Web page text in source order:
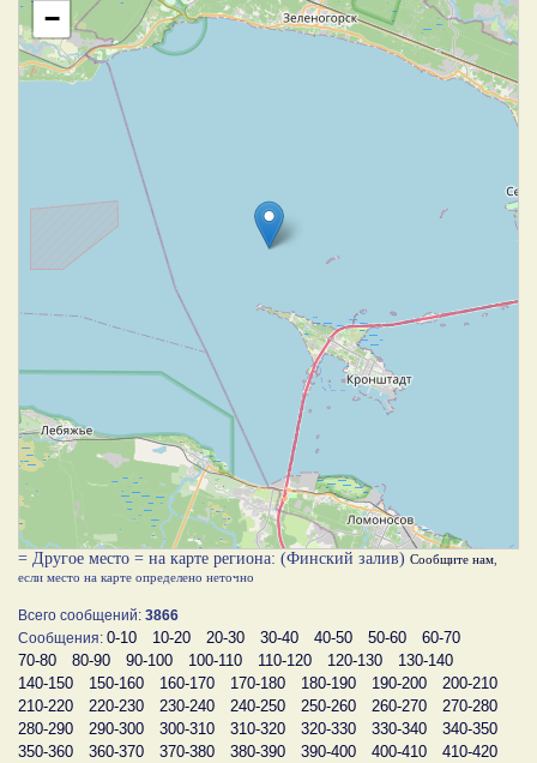
−
= Другое место = на карте региона: (Финский залив) Сообщите нам
если место на карте определено неточно
Всего сообщений: 3866
Сообщения: 0-10 10-20 20-30 30-40 40-50 50-60
60-70
70-80
80-90 90-100 100-110 110-120 120-130
130-140
140-150
150-160 160-170 170-180 180-190 190-200
200-210
210-220
220-230 230-240 240-250 250-260 260-270
270-280
280-290
290-300 300-310 310-320 320-330 330-340
340-350
350-360
360-370 370-380 380-390 390-400 400-410
410-420